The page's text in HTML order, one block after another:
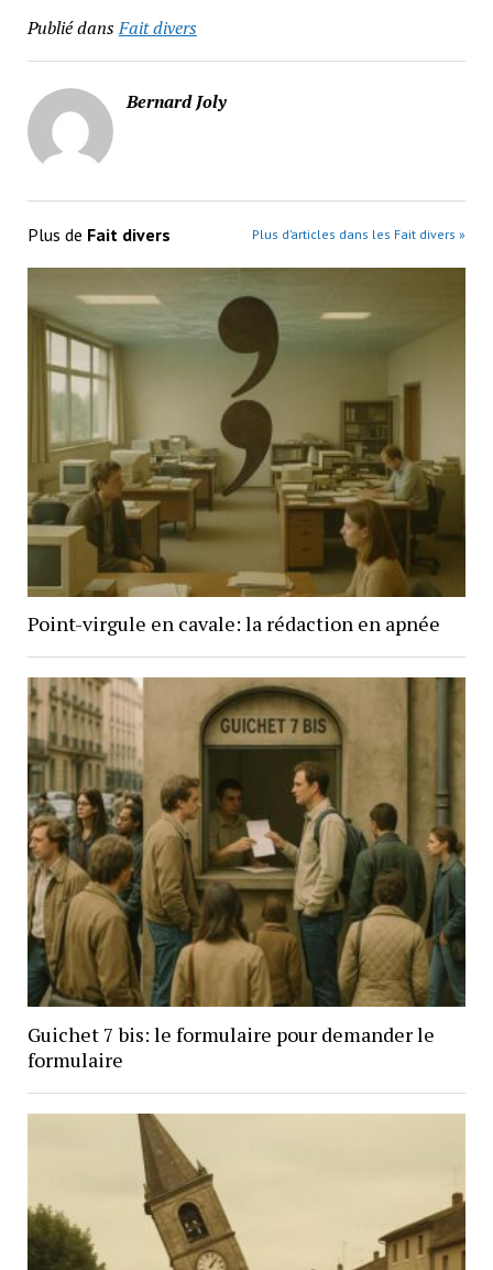
Publié dansFait divers
Bernard Joly
Plus de Fait divers Plus d’articles dans les Fait divers »
Point-virgule en cavale: la rédaction en apnée
Guichet 7 bis: le formulaire pour demander le
formulaire